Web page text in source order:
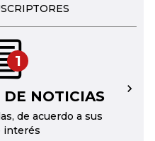
1
DE NOTICIAS
de acuerdo a sus
interés
→